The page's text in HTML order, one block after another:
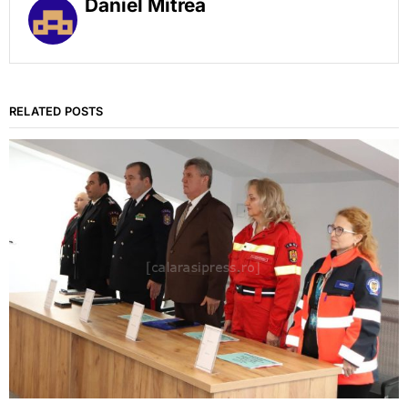
Daniel Mitrea
RELATED POSTS